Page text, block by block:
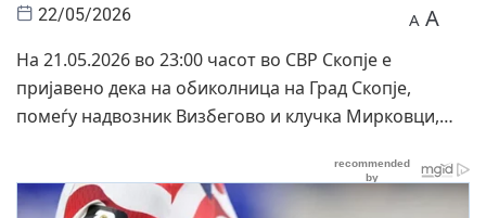
22/05/2026 A A
На 21.05.2026 во 23:00 часот во СВР Скопје е
пријавено дека на обиколница на Град Скопје,
помеѓу надвозник Визбегово и клучка Мирковци,…